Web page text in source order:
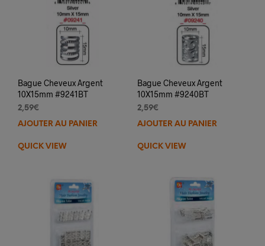
Bague Cheveux Argent
10X15mm #9241BT
2,59€
AJOUTER AU PANIER
QUICK VIEW
Bague Cheveux Argent
10X15mm #9240BT
2,59€
AJOUTER AU PANIER
QUICK VIEW